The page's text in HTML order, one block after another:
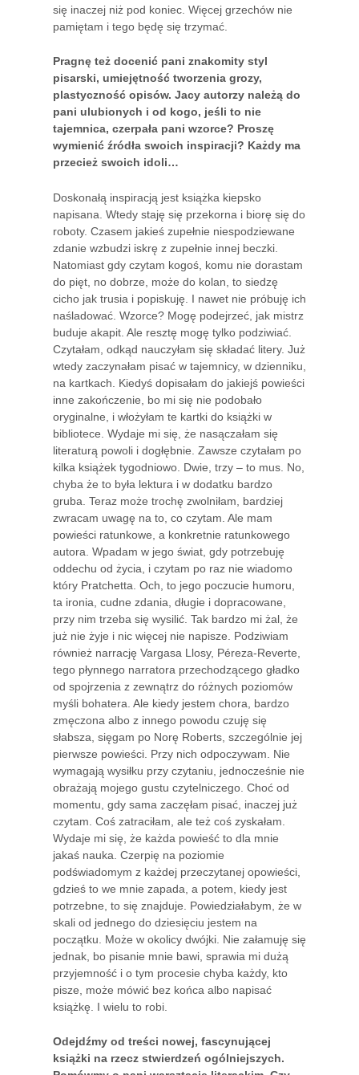
się inaczej niż pod koniec. Więcej grzechów nie
pamiętam i tego będę się trzymać.
Pragnę też docenić pani znakomity styl
pisarski, umiejętność tworzenia grozy,
plastyczność opisów. Jacy autorzy należą do
pani ulubionych i od kogo, jeśli to nie
tajemnica, czerpała pani wzorce? Proszę
wymienić źródła swoich inspiracji? Każdy ma
przecież swoich idoli…
Doskonałą inspiracją jest książka kiepsko
napisana. Wtedy staję się przekorna i biorę się do
roboty. Czasem jakieś zupełnie niespodziewane
zdanie wzbudzi iskrę z zupełnie innej beczki.
Natomiast gdy czytam kogoś, komu nie dorastam
do pięt, no dobrze, może do kolan, to siedzę
cicho jak trusia i popiskuję. I nawet nie próbuję ich
naśladować. Wzorce? Mogę podejrzeć, jak mistrz
buduje akapit. Ale resztę mogę tylko podziwiać.
Czytałam, odkąd nauczyłam się składać litery. Już
wtedy zaczynałam pisać w tajemnicy, w dzienniku,
na kartkach. Kiedyś dopisałam do jakiejś powieści
inne zakończenie, bo mi się nie podobało
oryginalne, i włożyłam te kartki do książki w
bibliotece. Wydaje mi się, że nasączałam się
literaturą powoli i dogłębnie. Zawsze czytałam po
kilka książek tygodniowo. Dwie, trzy – to mus. No,
chyba że to była lektura i w dodatku bardzo
gruba. Teraz może trochę zwolniłam, bardziej
zwracam uwagę na to, co czytam. Ale mam
powieści ratunkowe, a konkretnie ratunkowego
autora. Wpadam w jego świat, gdy potrzebuję
oddechu od życia, i czytam po raz nie wiadomo
który Pratchetta. Och, to jego poczucie humoru,
ta ironia, cudne zdania, długie i dopracowane,
przy nim trzeba się wysilić. Tak bardzo mi żal, że
już nie żyje i nic więcej nie napisze. Podziwiam
również narrację Vargasa Llosy, Péreza-Reverte,
tego płynnego narratora przechodzącego gładko
od spojrzenia z zewnątrz do różnych poziomów
myśli bohatera. Ale kiedy jestem chora, bardzo
zmęczona albo z innego powodu czuję się
słabsza, sięgam po Norę Roberts, szczególnie jej
pierwsze powieści. Przy nich odpoczywam. Nie
wymagają wysiłku przy czytaniu, jednocześnie nie
obrażają mojego gustu czytelniczego. Choć od
momentu, gdy sama zaczęłam pisać, inaczej już
czytam. Coś zatraciłam, ale też coś zyskałam.
Wydaje mi się, że każda powieść to dla mnie
jakaś nauka. Czerpię na poziomie
podświadomym z każdej przeczytanej opowieści,
gdzieś to we mnie zapada, a potem, kiedy jest
potrzebne, to się znajduje. Powiedziałabym, że w
skali od jednego do dziesięciu jestem na
początku. Może w okolicy dwójki. Nie załamuję się
jednak, bo pisanie mnie bawi, sprawia mi dużą
przyjemność i o tym procesie chyba każdy, kto
pisze, może mówić bez końca albo napisać
książkę. I wielu to robi.
Odejdźmy od treści nowej, fascynującej
książki na rzecz stwierdzeń ogólniejszych.